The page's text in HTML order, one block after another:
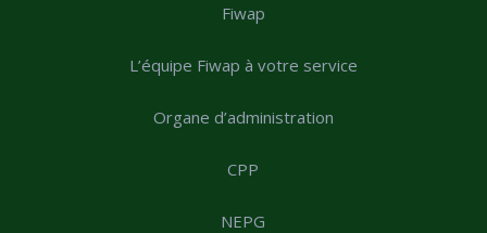
Fiwap
L’équipe Fiwap à votre service
Organe d’administration
CPP
NEPG